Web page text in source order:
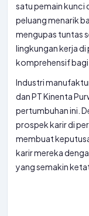
satu pemain kunci
peluang menarik
mengupas tuntas
lingkungan kerja
komprehensif bagi
Industri
dan PT Kinenta
pertumbuhan ini.
prospek karir di
membuat
karir mereka
yang semakin